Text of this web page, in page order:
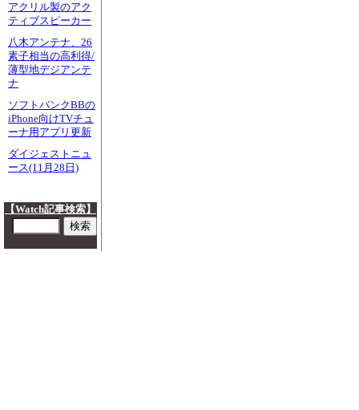
アクリル製のアク
ティブスピーカー
八木アンテナ、26
素子相当の高利得/
薄型地デジアンテ
ナ
ソフトバンクBBの
iPhone向けTVチュ
ーナ用アプリ更新
ダイジェストニュ
ース(11月28日)
【Watch記事検索】